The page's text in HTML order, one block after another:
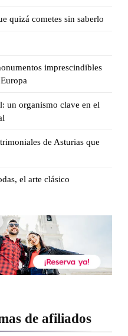
quizá cometes sin saberlo
imprescindibles
un organismo clave en el
de Asturias que
el arte clásico
de afiliados